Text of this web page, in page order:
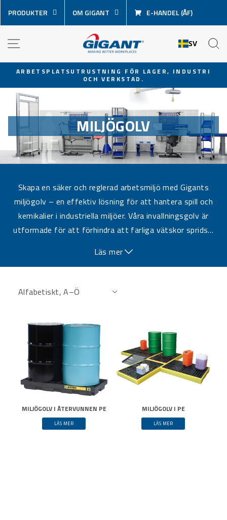
över
innehåll
PRODUKTER OM GIGANT E-HANDEL (ÅF)
SV
Pausa
bildspel
ARBETSPLATSUTRUSTNING FÖR LAGER, INDUSTRI
OCH VERKSTAD.
MILJÖGOLV
Skapa en säker och reglerad arbetsmiljö med Gigants
miljögolv – en effektiv lösning för att hantera spill och
kemikalier i industriella miljöer. Våra invallningsgolv är
utformade för att förhindra att farliga vätskor sprids…
behållare och IBC-tankar.
Läs mer
MILJÖGOLV I ÅTERVUNNEN PE
LÄS MER
MILJÖGOLV I PE
LÄS MER